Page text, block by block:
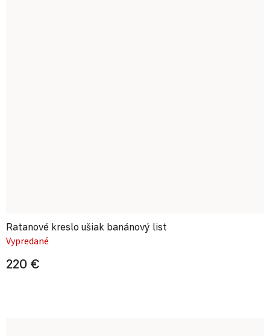
Ratanové kreslo ušiak banánový list
Vypredané
220 €